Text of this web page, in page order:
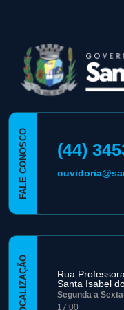
FALE CONOSCO (44)
LOCALIZAÇÃO
Rua
Santa Isabel
Segunda a
17:00